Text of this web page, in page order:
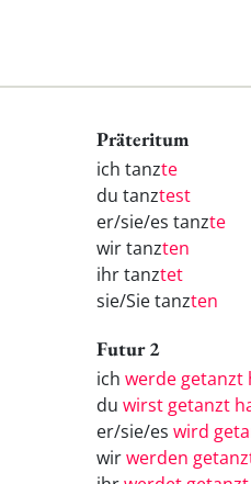
Präteritum
ich tanzte
du tanztest
er/sie/es tanzte
wir tanzten
ihr tanztet
sie/Sie tanzten
Futur 2
ich werde getanzt
du wirst getanzt
er/sie/es wird
wirwerden